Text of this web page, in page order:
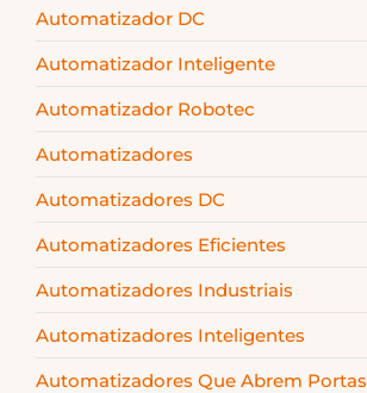
Automatizador DC
Automatizador Inteligente
Automatizador Robotec
Automatizadores
Automatizadores DC
Automatizadores Eficientes
Automatizadores Industriais
Automatizadores Inteligentes
Automatizadores Que Abrem Portas